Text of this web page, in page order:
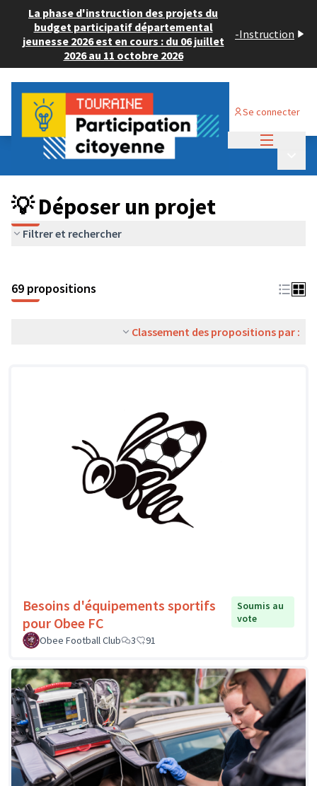
La phase d'instruction des projets du
budget participatif départemental
jeunesse 2026 est en cours : du 06 juillet
2026 au 11 octobre 2026
-Instruction
Se connecter
Budget Participatif ADULTE 2024
💡 Déposer un projet
💡 Déposer un projet
Filtrer et rechercher
69 propositions
Classement des propositions par :
Besoins d'équipements sportifs
pour Obee FC
Soumis au
vote
Obee Football Club
3 91